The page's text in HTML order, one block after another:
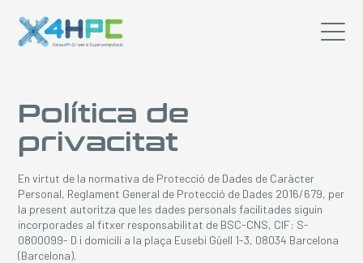
Política de
privacitat
En virtut de la normativa de Protecció de Dades de Caràcter
Personal, Reglament General de Protecció de Dades 2016/679, per
la present autoritza que les dades personals facilitades siguin
incorporades al fitxer responsabilitat de BSC-CNS, CIF: S-
0800099- D i domicili a la plaça Eusebi Güell 1-3, 08034 Barcelona
(Barcelona).